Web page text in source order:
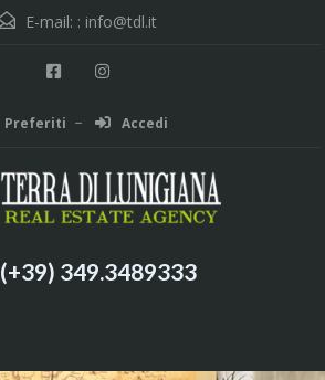
E-mail: : info@tdl.it
Preferiti Accedi
(+39) 349.3489333